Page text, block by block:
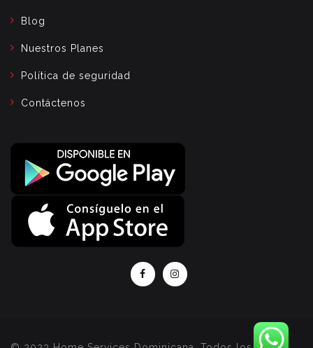
Blog
Nuestros Planes
Política de seguridad
Contáctenos